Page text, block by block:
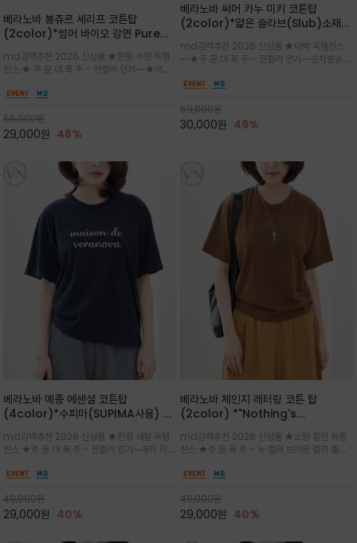
베라노바 봉쥬르 세리프 코튼탑
(2color)*썸머 바이오 강연 Pure
성적인 프랑스어 수식어를 조합
md강력추천 2026 신상품 ★한정 수량 득템
찬스 ★ 주.문.대.폭.주 - 전컬러 인기~~★여름
여유로운 감성/피부에 닿는 순간 기분 좋은 청량
56,000원
29,000원 48%
베라노바 써머 카누 미키 코튼탑
(2color)*얇은 슬라브(Slub)소재
하며, 몸에 잘 달라붙지 않아 쾌적
md강력추천 2026 신상품 ★대박 득템찬스
~~★주.문.대.폭.주 - 전컬러 인기~~순차발송중
드롭숄더 핏과 부드러운 라운드넥이 편안하며, 앞
다.
59,000원
30,000원 49%
베라노바 메종 에센셜 코튼탑
(4color)*수피마(SUPIMA사용) 레
는 레터링 티셔츠
md강력추천 2026 신상품 ★한정 세일 득템
찬스 ★주.문.대.폭.주 - 전컬러 인기~~8차 리오
픽이나 컬러 조합을 통해 'Essential'한 무드를
좋은 컬러웨이와 디자인입니다^^
49,000원
29,000원 40%
베라노바 체인지 레터링 코튼 탑
(2color) *"Nothing's
도 일어나지않는것/감각적인 레터링 프
린팅이 돋보이는 베라노바 티셔츠
md강력추천 2026 신상품 ★소량 할인 득템
찬스 ★주.문.폭.주 - 뉴 컬러 브라운 컬러 출시~
무드를 만들고 기본 베이스의 컬러감이라 출근시
럽고 유연한 코튼 소재로 편안
49,000원
29,000원 40%